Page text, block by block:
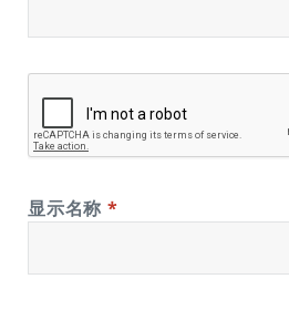
显示名称 *